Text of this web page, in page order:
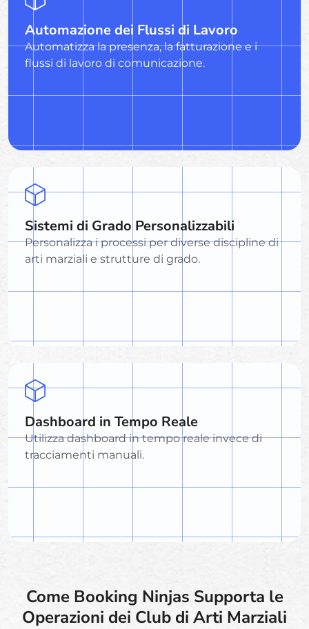
Automazione dei Flussi di Lavoro
Automatizza la presenza, la fatturazione e i
flussi di lavoro di comunicazione.
Sistemi di Grado Personalizzabili
Personalizza i processi per diverse discipline di
arti marziali e strutture di grado.
Dashboard in Tempo Reale
Utilizza dashboard in tempo reale invece di
tracciamenti manuali.
Come Booking Ninjas Supporta le
Operazioni dei Club di Arti Marziali